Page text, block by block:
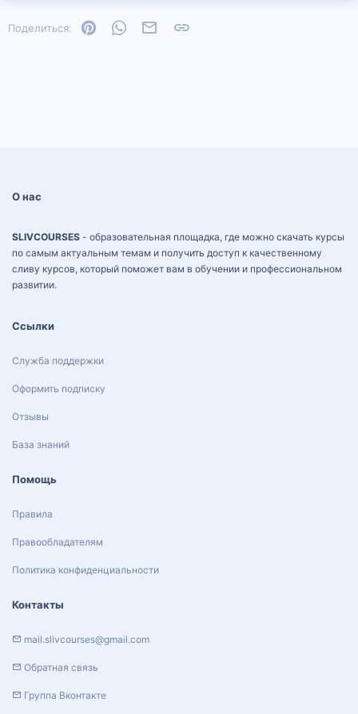
Поделиться: PinterestWhatsAppЭлектронная почта
О нас
SLIVCOURSES - образовательная площадка, где можно скачать курсы
по самым актуальным темам и получить доступ к качественному
сливу курсов, который поможет вам в обучении и профессиональном
развитии.
Ссылки
Служба поддержки
Оформить подписку
Отзывы
База знаний
Помощь
Правила
Правообладателям
Политика конфиденциальности
Контакты
mail.slivcourses@gmail.com
Обратная связь
Группа Вконтакте